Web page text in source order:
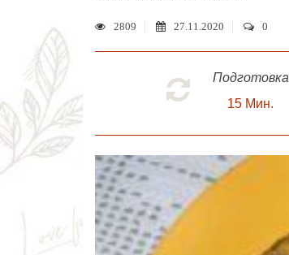
2809 27.11.2020 0
Подготовка
15 Мин.